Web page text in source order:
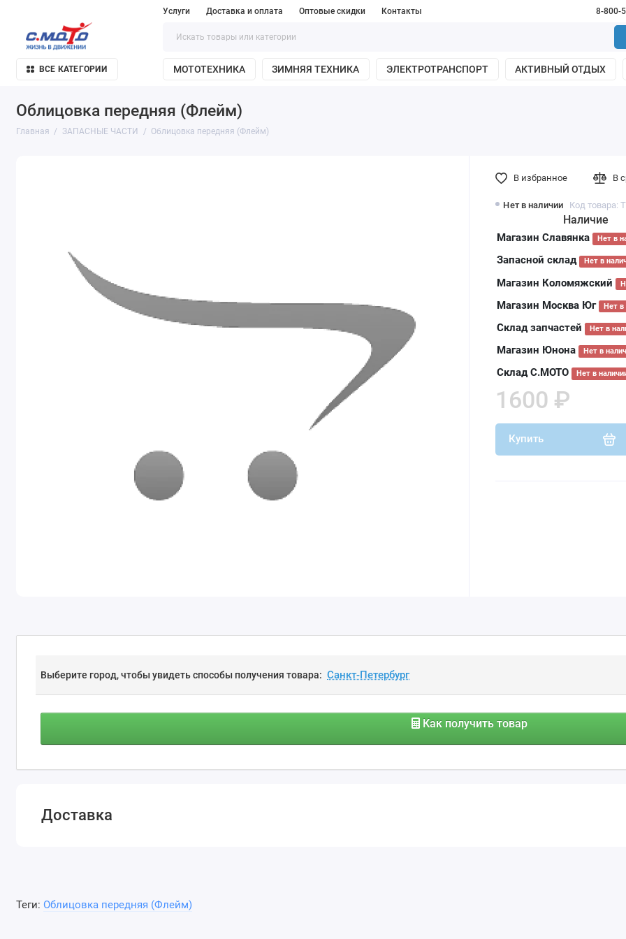
Услуги Доставка и оплата Оптовые скидки Контакты 8-800-
ВСЕ КАТЕГОРИИ МОТОТЕХНИКА ЗИМНЯЯ ТЕХНИКА ЭЛЕКТРОТРАНСПОРТ АКТИВНЫЙ ОТДЫХ
Облицовка передняя (Флейм)
Главная ЗАПАСНЫЕ ЧАСТИ Облицовка передняя (Флейм)
Нет в наличии Код товара:
Наличие
Магазин Славянка Нет в
Запасной склад Нет в
Магазин Коломяжский
Магазин Москва Юг Нет в
Склад запчастей Нет в
Магазин Юнона Нет в
Склад С.МОТО Нет в
1600 ₽
Купить
В избранное В
Выберите город, чтобы увидеть способы получения товара:
Как получить товар
Доставка
Теги: Облицовка передняя (Флейм)